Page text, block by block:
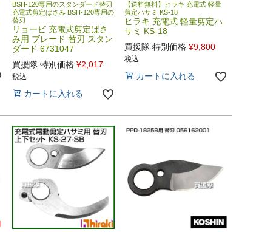
BSH-120専用のスタンダード替刃
充電式剪定ばさみ BSH-120専用の
替刃
リョービ 充電式剪定ばさ
み用 ブレード 替刃 スタン
ダード 6731047
買援隊 特別価格 ¥2,017
税込
カートに入れる
【送料無料】ヒラキ 充電式 軽量
剪定ハサミ KS-18
ヒラキ 充電式 軽量剪定ハ
サミ KS-18
買援隊 特別価格 ¥9,800
税込
カートに入れる